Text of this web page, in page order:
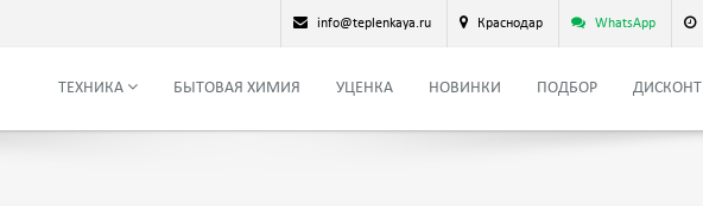
info@teplenkaya.ru Краснодар WhatsApp
ТЕХНИКА БЫТОВАЯ ХИМИЯ УЦЕНКА НОВИНКИ ПОДБОР ДИСКОНТ